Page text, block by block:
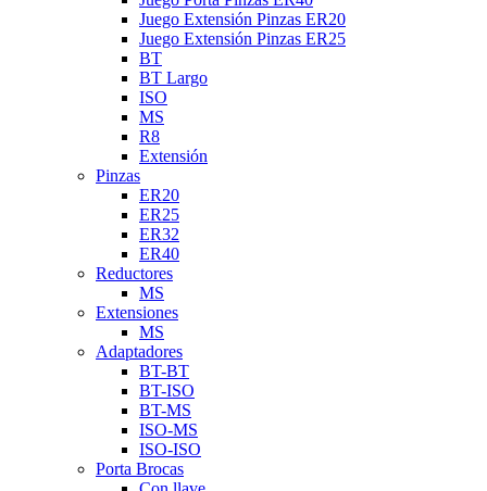
Juego Extensión Pinzas ER20
Juego Extensión Pinzas ER25
BT
BT Largo
ISO
MS
R8
Extensión
Pinzas
ER20
ER25
ER32
ER40
Reductores
MS
Extensiones
MS
Adaptadores
BT-BT
BT-ISO
BT-MS
ISO-MS
ISO-ISO
Porta Brocas